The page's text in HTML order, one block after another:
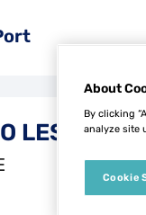
LES
About
By clicking
analyze site
Cookie